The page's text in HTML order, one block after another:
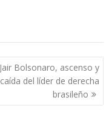
Jair Bolsonaro, ascenso y
caída del líder de derecha
brasileño